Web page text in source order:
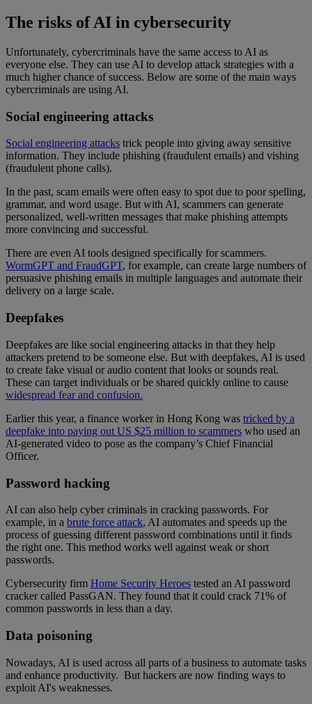
The risks of AI in cybersecurity
Unfortunately, cybercriminals have the same access to AI as
everyone else. They can use AI to develop attack strategies with a
much higher chance of success. Below are some of the main ways
cybercriminals are using AI.
Social engineering attacks
Social engineering attacks trick people into giving away sensitive
information. They include phishing (fraudulent emails) and vishing
(fraudulent phone calls).
In the past, scam emails were often easy to spot due to poor spelling,
grammar, and word usage. But with AI, scammers can generate
personalized, well-written messages that make phishing attempts
more convincing and successful.
There are even AI tools designed specifically for scammers.
WormGPT and FraudGPT, for example, can create large numbers of
persuasive phishing emails in multiple languages and automate their
delivery on a large scale.
Deepfakes
Deepfakes are like social engineering attacks in that they help
attackers pretend to be someone else. But with deepfakes, AI is used
to create fake visual or audio content that looks or sounds real.
These can target individuals or be shared quickly online to cause
widespread fear and confusion.
Earlier this year, a finance worker in Hong Kong was tricked by a
deepfake into paying out US $25 million to scammers who used an
AI-generated video to pose as the company’s Chief Financial
Officer.
Password hacking
AI can also help cyber criminals in cracking passwords. For
example, in a brute force attack, AI automates and speeds up the
process of guessing different password combinations until it finds
the right one. This method works well against weak or short
passwords.
Cybersecurity firm Home Security Heroes tested an AI password
cracker called PassGAN. They found that it could crack 71% of
common passwords in less than a day.
Data poisoning
Nowadays, AI is used across all parts of a business to automate tasks
and enhance productivity. But hackers are now finding ways to
exploit AI's weaknesses.